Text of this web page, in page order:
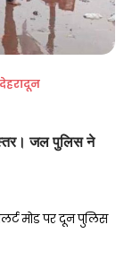
देहरादून
जल पुलिस ने
मोड पर दून पुलिस